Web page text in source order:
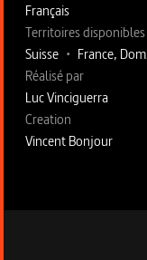
Français
Territoires disponibles
Suisse • France,
Fiche technique
Réalisé par
Luc Vinciguerra
Creation
Vincent Bonjour